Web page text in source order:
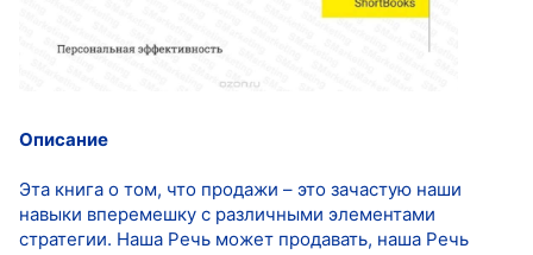
Описание
Эта книга о том, что продажи – это зачастую наши
навыки вперемешку с различными элементами
стратегии. Наша Речь может продавать, наша Речь